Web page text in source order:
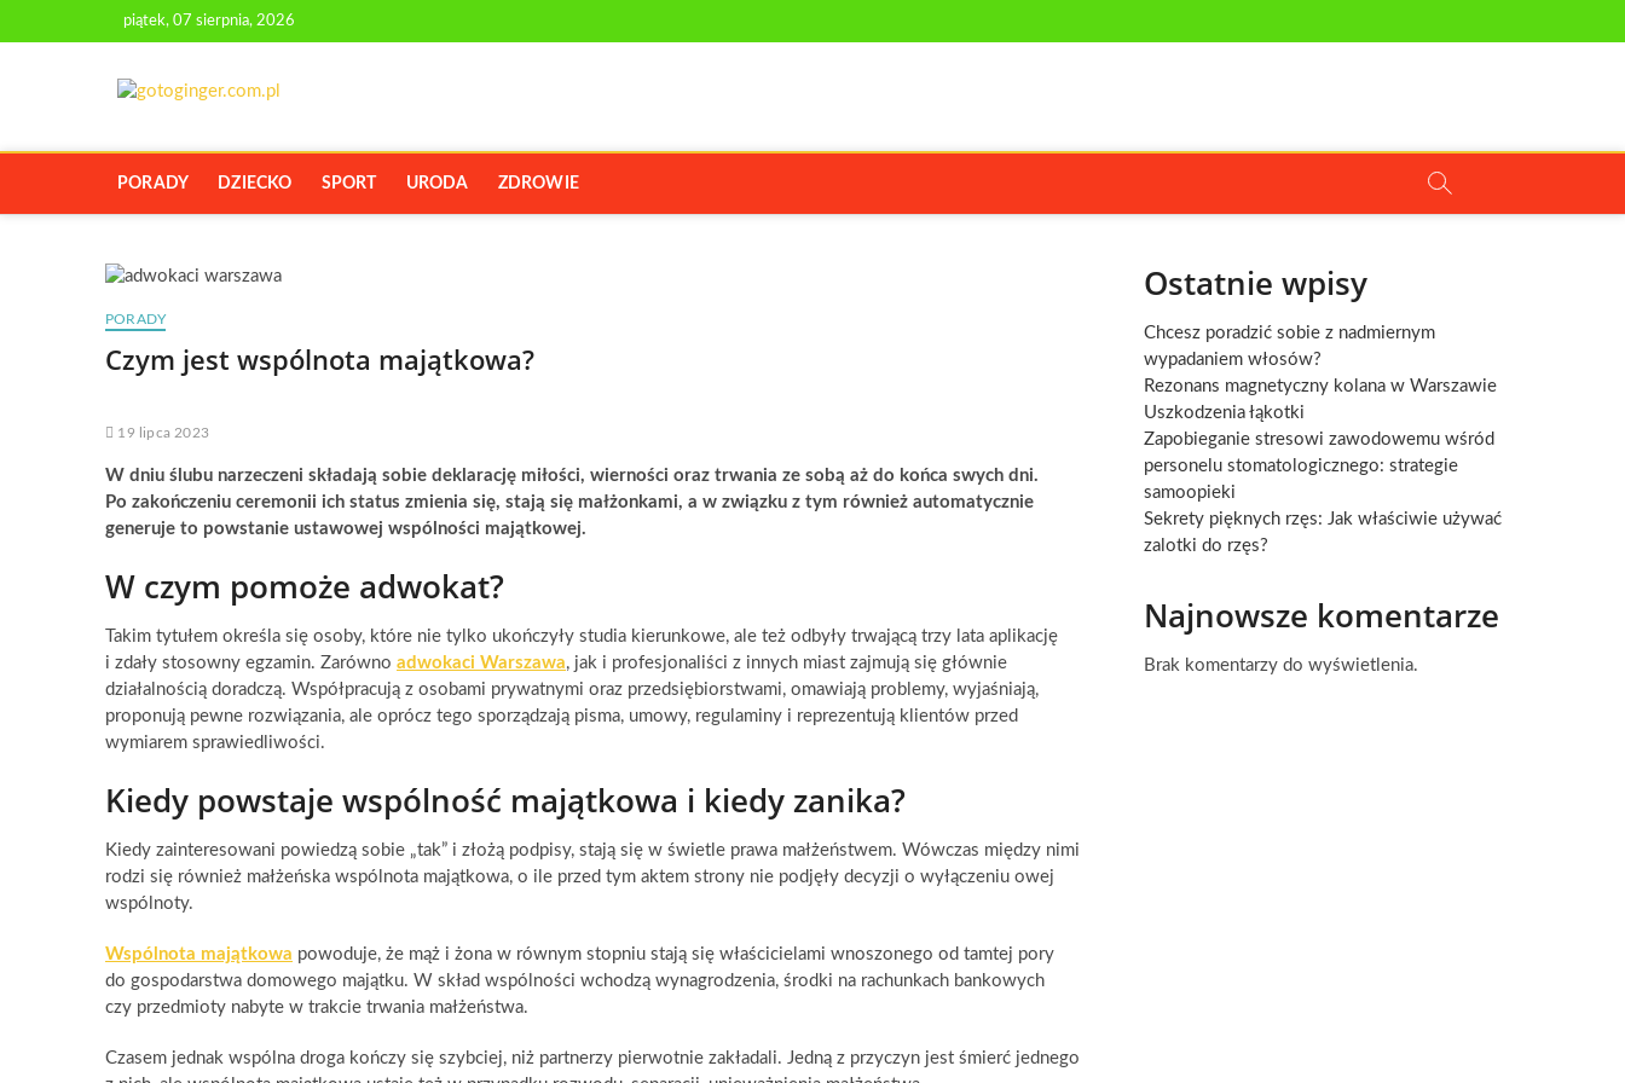
to
piątek, 07 sierpnia, 2026
PORADY DZIECKO SPORT URODA ZDROWIE
PORADY
Czym jest wspólnota majątkowa?
19 lipca 2023
W dniu ślubu narzeczeni składają sobie deklarację miłości, wierności oraz trwania ze sobą aż do końca swych dni.
Po zakończeniu ceremonii ich status zmienia się, stają się małżonkami, a w związku z tym również automatycznie
generuje to powstanie ustawowej wspólności majątkowej.
W czym pomoże adwokat?
Takim tytułem określa się osoby, które nie tylko ukończyły studia kierunkowe, ale też odbyły trwającą trzy lata aplikację
i zdały stosowny egzamin. Zarówno adwokaci Warszawa, jak i profesjonaliści z innych miast zajmują się głównie
działalnością doradczą. Współpracują z osobami prywatnymi oraz przedsiębiorstwami, omawiają problemy, wyjaśniają,
proponują pewne rozwiązania, ale oprócz tego sporządzają pisma, umowy, regulaminy i reprezentują klientów przed
wymiarem sprawiedliwości.
Kiedy powstaje wspólność majątkowa i kiedy zanika?
Kiedy zainteresowani powiedzą sobie „tak” i złożą podpisy, stają się w świetle prawa małżeństwem. Wówczas między nimi
rodzi się również małżeńska wspólnota majątkowa, o ile przed tym aktem strony nie podjęły decyzji o wyłączeniu owej
wspólnoty.
Wspólnota majątkowa powoduje, że mąż i żona w równym stopniu stają się właścicielami wnoszonego od tamtej pory
do gospodarstwa domowego majątku. W skład wspólności wchodzą wynagrodzenia, środki na rachunkach bankowych
czy przedmioty nabyte w trakcie trwania małżeństwa.
Czasem jednak wspólna droga kończy się szybciej, niż partnerzy pierwotnie zakładali. Jedną z przyczyn jest śmierć jednego
Ostatnie wpisy
Chcesz poradzić sobie z nadmiernym
wypadaniem włosów?
Rezonans magnetyczny kolana w Warszawie
Uszkodzenia łąkotki
Zapobieganie stresowi zawodowemu wśród
personelu stomatologicznego: strategie
samoopieki
Sekrety pięknych rzęs: Jak właściwie używać
zalotki do rzęs?
Najnowsze komentarze
Brak komentarzy do wyświetlenia.